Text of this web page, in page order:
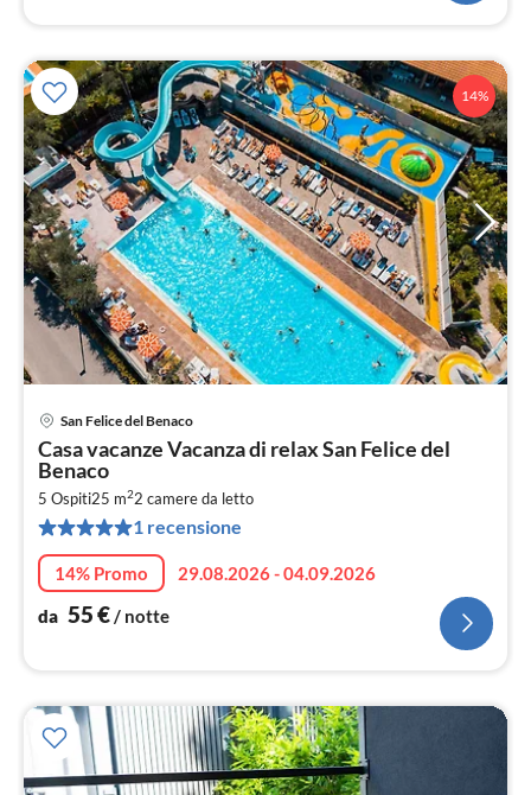
14%
San Felice del Benaco
Casa vacanze Vacanza di relax San Felice del
Benaco
5 Ospiti25 m22 camere da letto
1 recensione
14% Promo
29.08.2026 - 04.09.2026
da 55€ / notte